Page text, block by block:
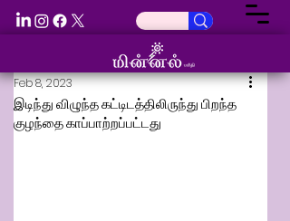
இடிந்து விழுந்த கட்டிடத்திலிருந்து பிறந்த
குழந்தை காப்பாற்றப்பட்டது
Feb 8, 2023